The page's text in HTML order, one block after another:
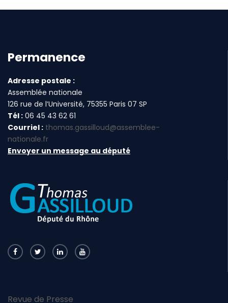
Permanence
Adresse postale :
Assemblée nationale
126 rue de l’Université, 75355 Paris 07 SP
Tél : 06 45 43 62 61
Courriel : thomas.gassilloud@assemblee-
nationale.fr
Envoyer un message au député
Revue de Presse